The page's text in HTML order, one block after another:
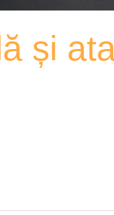
și